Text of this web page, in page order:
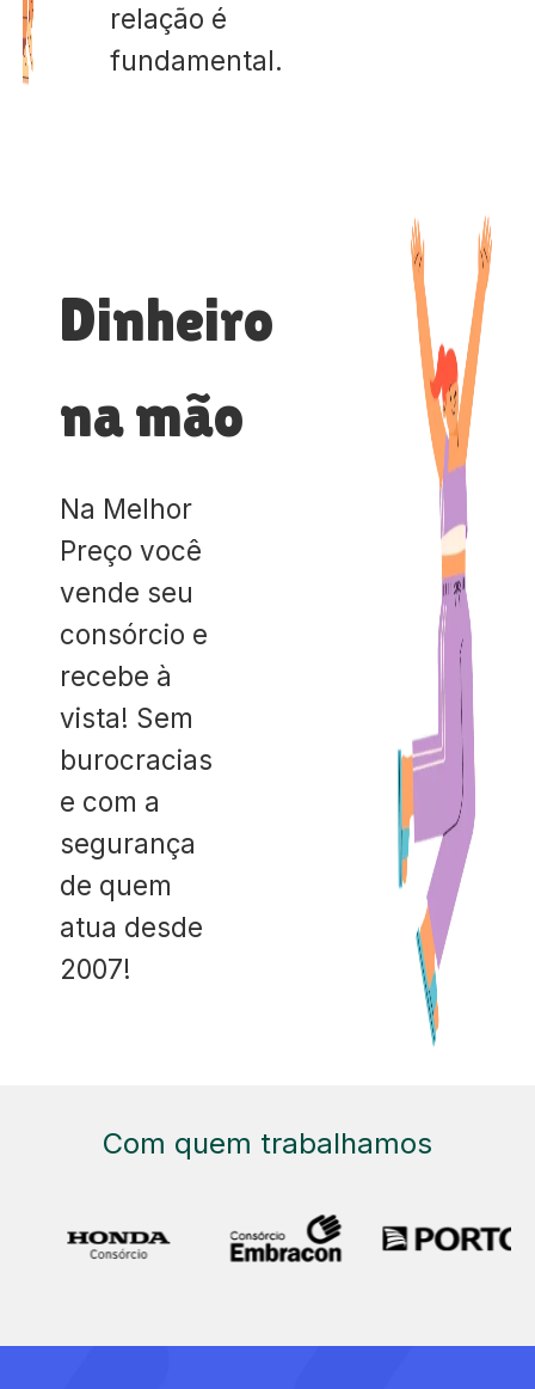
relação é
fundamental.
Dinheiro
na mão
Na Melhor
Preço você
vende seu
consórcio e
recebe à
vista! Sem
burocracias
e com a
segurança
de quem
atua desde
2007!
Com quem trabalhamos